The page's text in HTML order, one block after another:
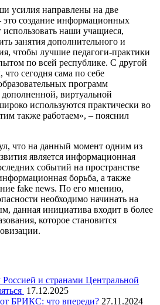
усилия направлены на две
создание информационных
использовать наши учащиеся,
занятия дополнительного и
чтобы лучшие педагоги-практики
по всей республике. С другой
сегодня сама по себе
программ
виртуальной
используются практически во
также работаем», – пояснил
что на данный момент одним из
является информационная
событий на пространстве
борьба, а также
fake news. По его мнению,
необходимо начинать на
данная инициатива входит в более
которое становится
и странами Центральной
17.12.2025
БРИКС: что впереди? 27.11.2024